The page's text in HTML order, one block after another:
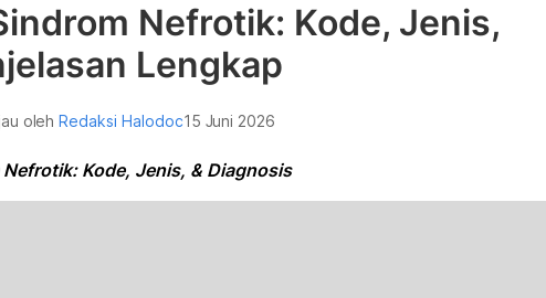
Nefrotik: Kode, Jenis,
Lengkap
olehRedaksi Halodoc15 Juni 2026
Nefrotik: Kode, Jenis, & Diagnosis